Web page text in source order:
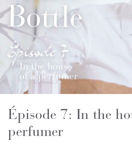
Épisode 7: In the
perfumer